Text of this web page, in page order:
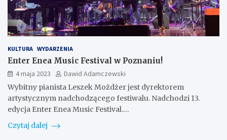
KULTURA WYDARZENIA
Enter Enea Music Festival w Poznaniu!
4 maja 2023
Dawid Adamczewski
Wybitny pianista Leszek Możdżer jest dyrektorem
artystycznym nadchodzącego festiwalu. Nadchodzi 13.
edycja Enter Enea Music Festival.…
Czytaj dalej